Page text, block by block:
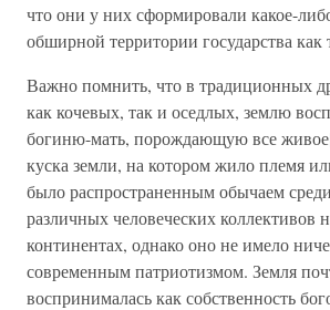
что они у них сформировали какое-
обширной территории государства как
Важно помнить, что в традиционных
как кочевых, так и оседлых, землю
богиню-мать, порождающую все
куска земли, на котором жило племя
было распространенным обычаем
различных человеческих коллективов
континентах, однако оно не имело
современным патриотизмом. Земля
воспринималась как собственность